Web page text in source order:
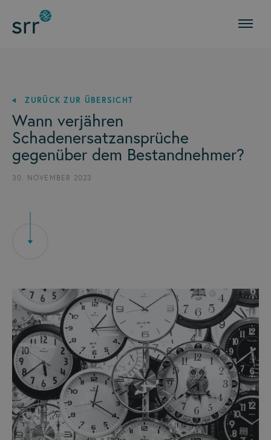
ZURÜCK ZUR ÜBERSICHT
Wann verjähren
Schadenersatzansprüche
gegenüber dem Bestandnehmer?
30. NOVEMBER 2023